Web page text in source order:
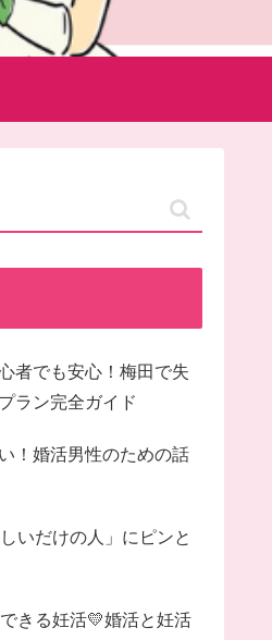
者でも安心！梅田で失
ラン完全ガイド
！婚活男性のための話
いだけの人」にピンと
きる妊活💛婚活と妊活